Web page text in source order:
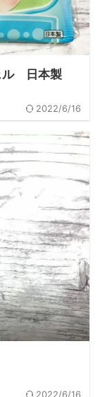
ル 日本製
2022/6/16
2022/6/16